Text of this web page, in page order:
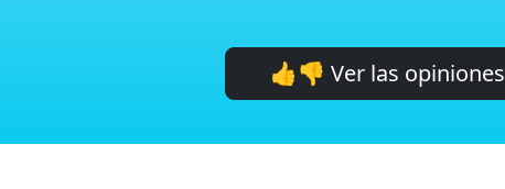
👍👎 Ver las opiniones